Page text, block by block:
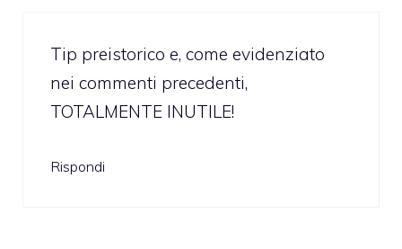
Tip preistorico e, come evidenziato
nei commenti precedenti,
TOTALMENTE INUTILE!
Rispondi